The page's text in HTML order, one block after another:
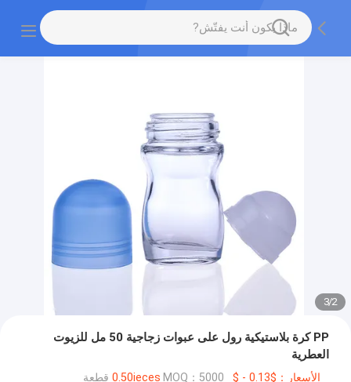
2
/
3
PP كرة بلاستيكية رول على عبوات زجاجية 50 مل للزيوت
العطرية
الأسعار：$0.13 - $0.50ieces MOQ：5000 قطعة